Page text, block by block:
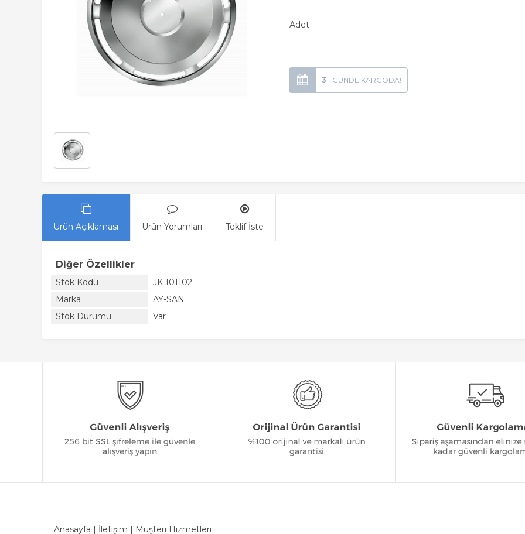
Adet
3
Ürün Açıklaması Ürün Yorumları Teklif İste
Diğer Özellikler
Stok Kodu
JK 101102
Marka
AY-SAN
Stok Durumu
Var
Anasayfa | İletişim | Müşteri Hizmetleri